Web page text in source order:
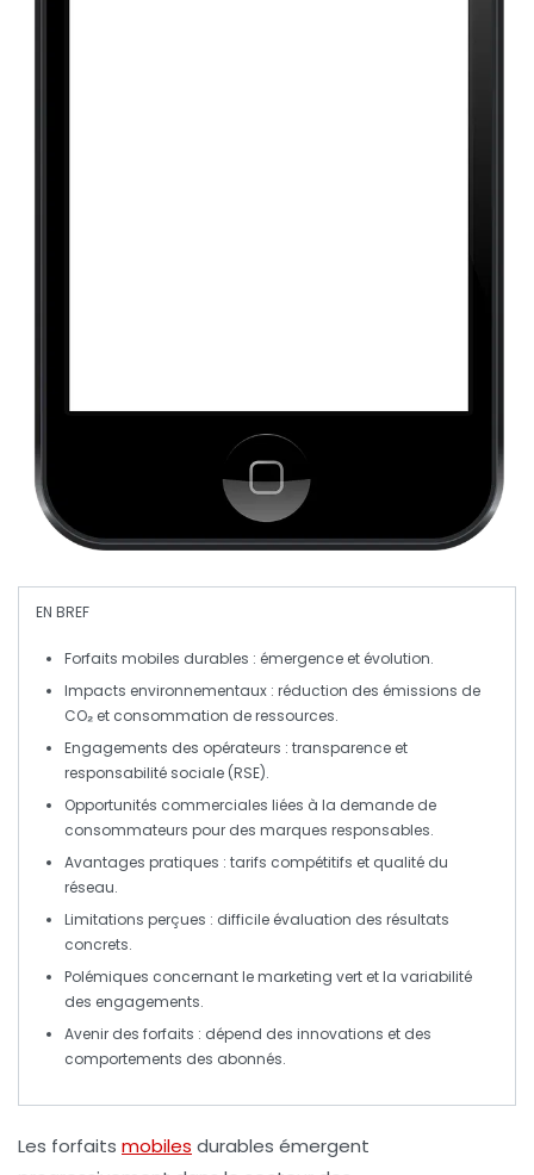
EN BREF
Forfaits mobiles durables : émergence et évolution.
Impacts environnementaux : réduction des émissions de
CO₂ et consommation de ressources.
Engagements des opérateurs : transparence et
responsabilité sociale (RSE).
Opportunités commerciales liées à la demande de
consommateurs pour des marques responsables.
Avantages pratiques : tarifs compétitifs et qualité du
réseau.
Limitations perçues : difficile évaluation des résultats
concrets.
Polémiques concernant lemarketing vert et la variabilité
des engagements.
Avenir des forfaits : dépend des innovations et des
comportements des abonnés.
Les forfaits mobiles durables émergent